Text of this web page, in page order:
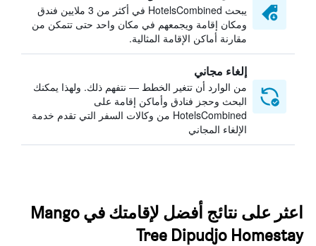
يبحث HotelsCombined في أكثر من 3 ملايين فندق
ومكان إقامة ويجمعهم في مكان واحد حتى تتمكن من
مقارنة أماكن الإقامة المثالية.
إلغاء مجاني
من الوارد أن تتغير الخطط — نتفهم ذلك. ولهذا يمكنك
البحث وحجز فنادق وأماكن إقامة على
HotelsCombined من وكالات السفر التي تقدم خدمة
الإلغاء المجاني
اعثر على نتائج أفضل لإقامتك في Mango
Tree Dipudjo Homestay